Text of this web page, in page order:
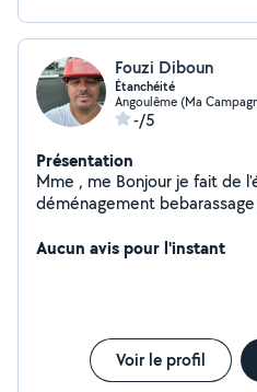
Fouzi Diboun
Étanchéité
Angoulême (Ma
-/5
Présentation
Mme , me Bonjour je fait de l'étanchéité
déménagement
Aucun avis pour l'instant
Voir le profil